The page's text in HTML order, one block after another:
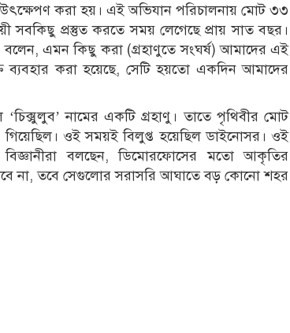
উৎক্ষেপণ করা হয়। এই অভিযান পরিচালনায় মোট ৩৩
সবকিছু প্রস্তুত করতে সময় লেগেছে প্রায় সাত বছর।
এমন কিছু করা (গ্রহাণুতে সংঘর্ষ) আমাদের এই
ব্যবহার করা হয়েছে, সেটি হয়তো একদিন আমাদের
নামের একটি গ্রহাণু। তাতে পৃথিবীর মোট
ওই সময়ই বিলুপ্ত হয়েছিল ডাইনোসর। ওই
বলছেন, ডিমোরফোসের মতো আকৃতির
না, তবে সেগুলোর সরাসরি আঘাতে বড় কোনো শহর